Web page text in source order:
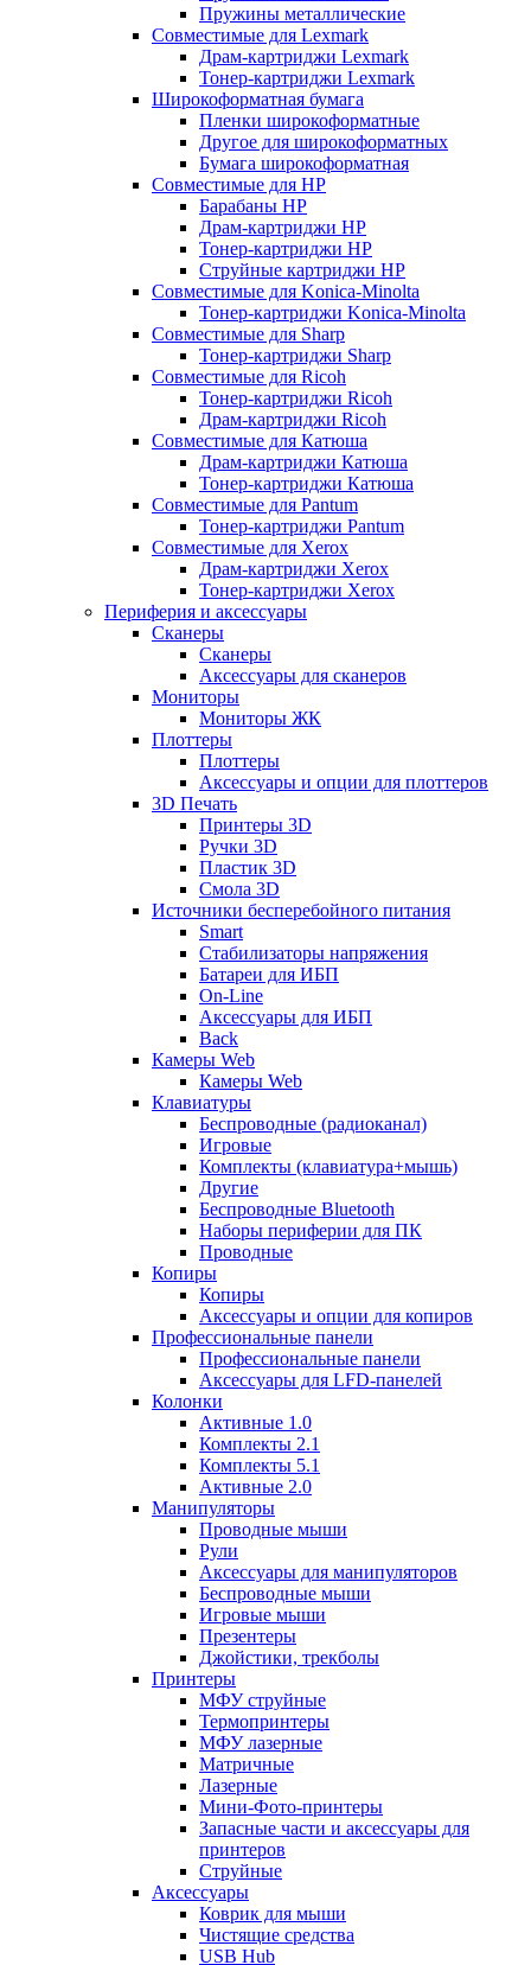
Пружины металлические
Совместимые для Lexmark
Драм-картриджи Lexmark
Тонер-картриджи Lexmark
Широкоформатная бумага
Пленки широкоформатные
Другое для широкоформатных
Бумага широкоформатная
Совместимые для HP
Барабаны HP
Драм-картриджи HP
Тонер-картриджи HP
Струйные картриджи HP
Совместимые для Konica-Minolta
Тонер-картриджи Konica-Minolta
Совместимые для Sharp
Тонер-картриджи Sharp
Совместимые для Ricoh
Тонер-картриджи Ricoh
Драм-картриджи Ricoh
Совместимые для Катюша
Драм-картриджи Катюша
Тонер-картриджи Катюша
Совместимые для Pantum
Тонер-картриджи Pantum
Совместимые для Xerox
Драм-картриджи Xerox
Тонер-картриджи Xerox
Периферия и аксессуары
Сканеры
Сканеры
Аксессуары для сканеров
Мониторы
Мониторы ЖК
Плоттеры
Плоттеры
Аксессуары и опции для плоттеров
3D Печать
Принтеры 3D
Ручки 3D
Пластик 3D
Смола 3D
Источники бесперебойного питания
Smart
Стабилизаторы напряжения
Батареи для ИБП
On-Line
Аксессуары для ИБП
Back
Камеры Web
Камеры Web
Клавиатуры
Беспроводные (радиоканал)
Игровые
Комплекты (клавиатура+мышь)
Другие
Беспроводные Bluetooth
Наборы периферии для ПК
Проводные
Копиры
Копиры
Аксессуары и опции для копиров
Профессиональные панели
Профессиональные панели
Аксессуары для LFD-панелей
Колонки
Активные 1.0
Комплекты 2.1
Комплекты 5.1
Активные 2.0
Манипуляторы
Проводные мыши
Рули
Аксессуары для манипуляторов
Беспроводные мыши
Игровые мыши
Презентеры
Джойстики, трекболы
Принтеры
МФУ струйные
Термопринтеры
МФУ лазерные
Матричные
Лазерные
Мини-Фото-принтеры
Запасные части и аксессуары для
принтеров
Струйные
Аксессуары
Коврик для мыши
Чистящие средства
USB Hub